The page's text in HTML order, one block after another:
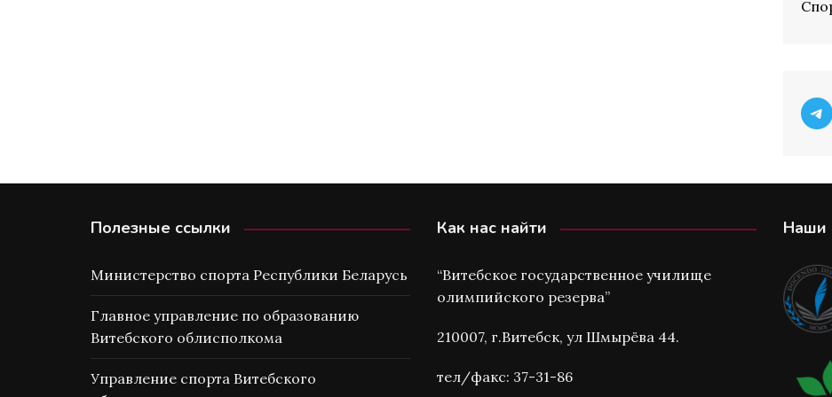
Полезные ссылки
Министерство спорта Республики Беларусь
Главное управление по образованию
Витебского облисполкома
Управление спорта Витебского
Как нас найти
“Витебское государственное училище
олимпийского резерва”
210007, г.Витебск, ул Шмырёва 44.
тел/факс: 37-31-86
Наши